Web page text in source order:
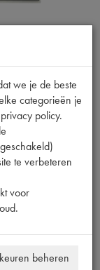
we je de beste
categorieën je
policy.
te verbeteren
voor
beheren